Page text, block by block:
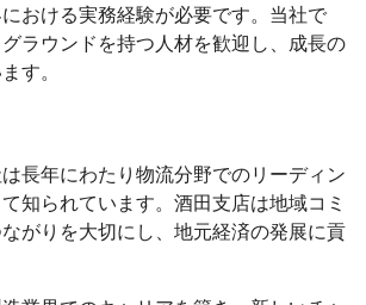
おける実務経験が必要です。当社で
ラウンドを持つ人材を歓迎し、成長の
す。
長年にわたり物流分野でのリーディン
知られています。酒田支店は地域コミ
がりを大切にし、地元経済の発展に貢